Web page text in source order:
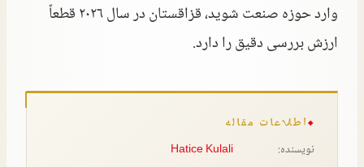
وارد حوزه صنعت شوید، قزاقستان در سال ۲۰۲۶ قطعاً
ارزش بررسی دقیق را دارد.
اطلاعات مقاله
نویسنده:
Hatice Kulali